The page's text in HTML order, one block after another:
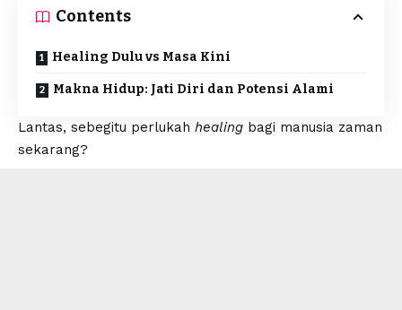
Contents
Healing Dulu vs Masa Kini
Makna Hidup: Jati Diri dan Potensi Alami
Lantas, sebegitu perlukah healing bagi manusia zaman
sekarang?